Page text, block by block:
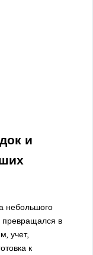
и
небольшого
превращался в
учет,
к